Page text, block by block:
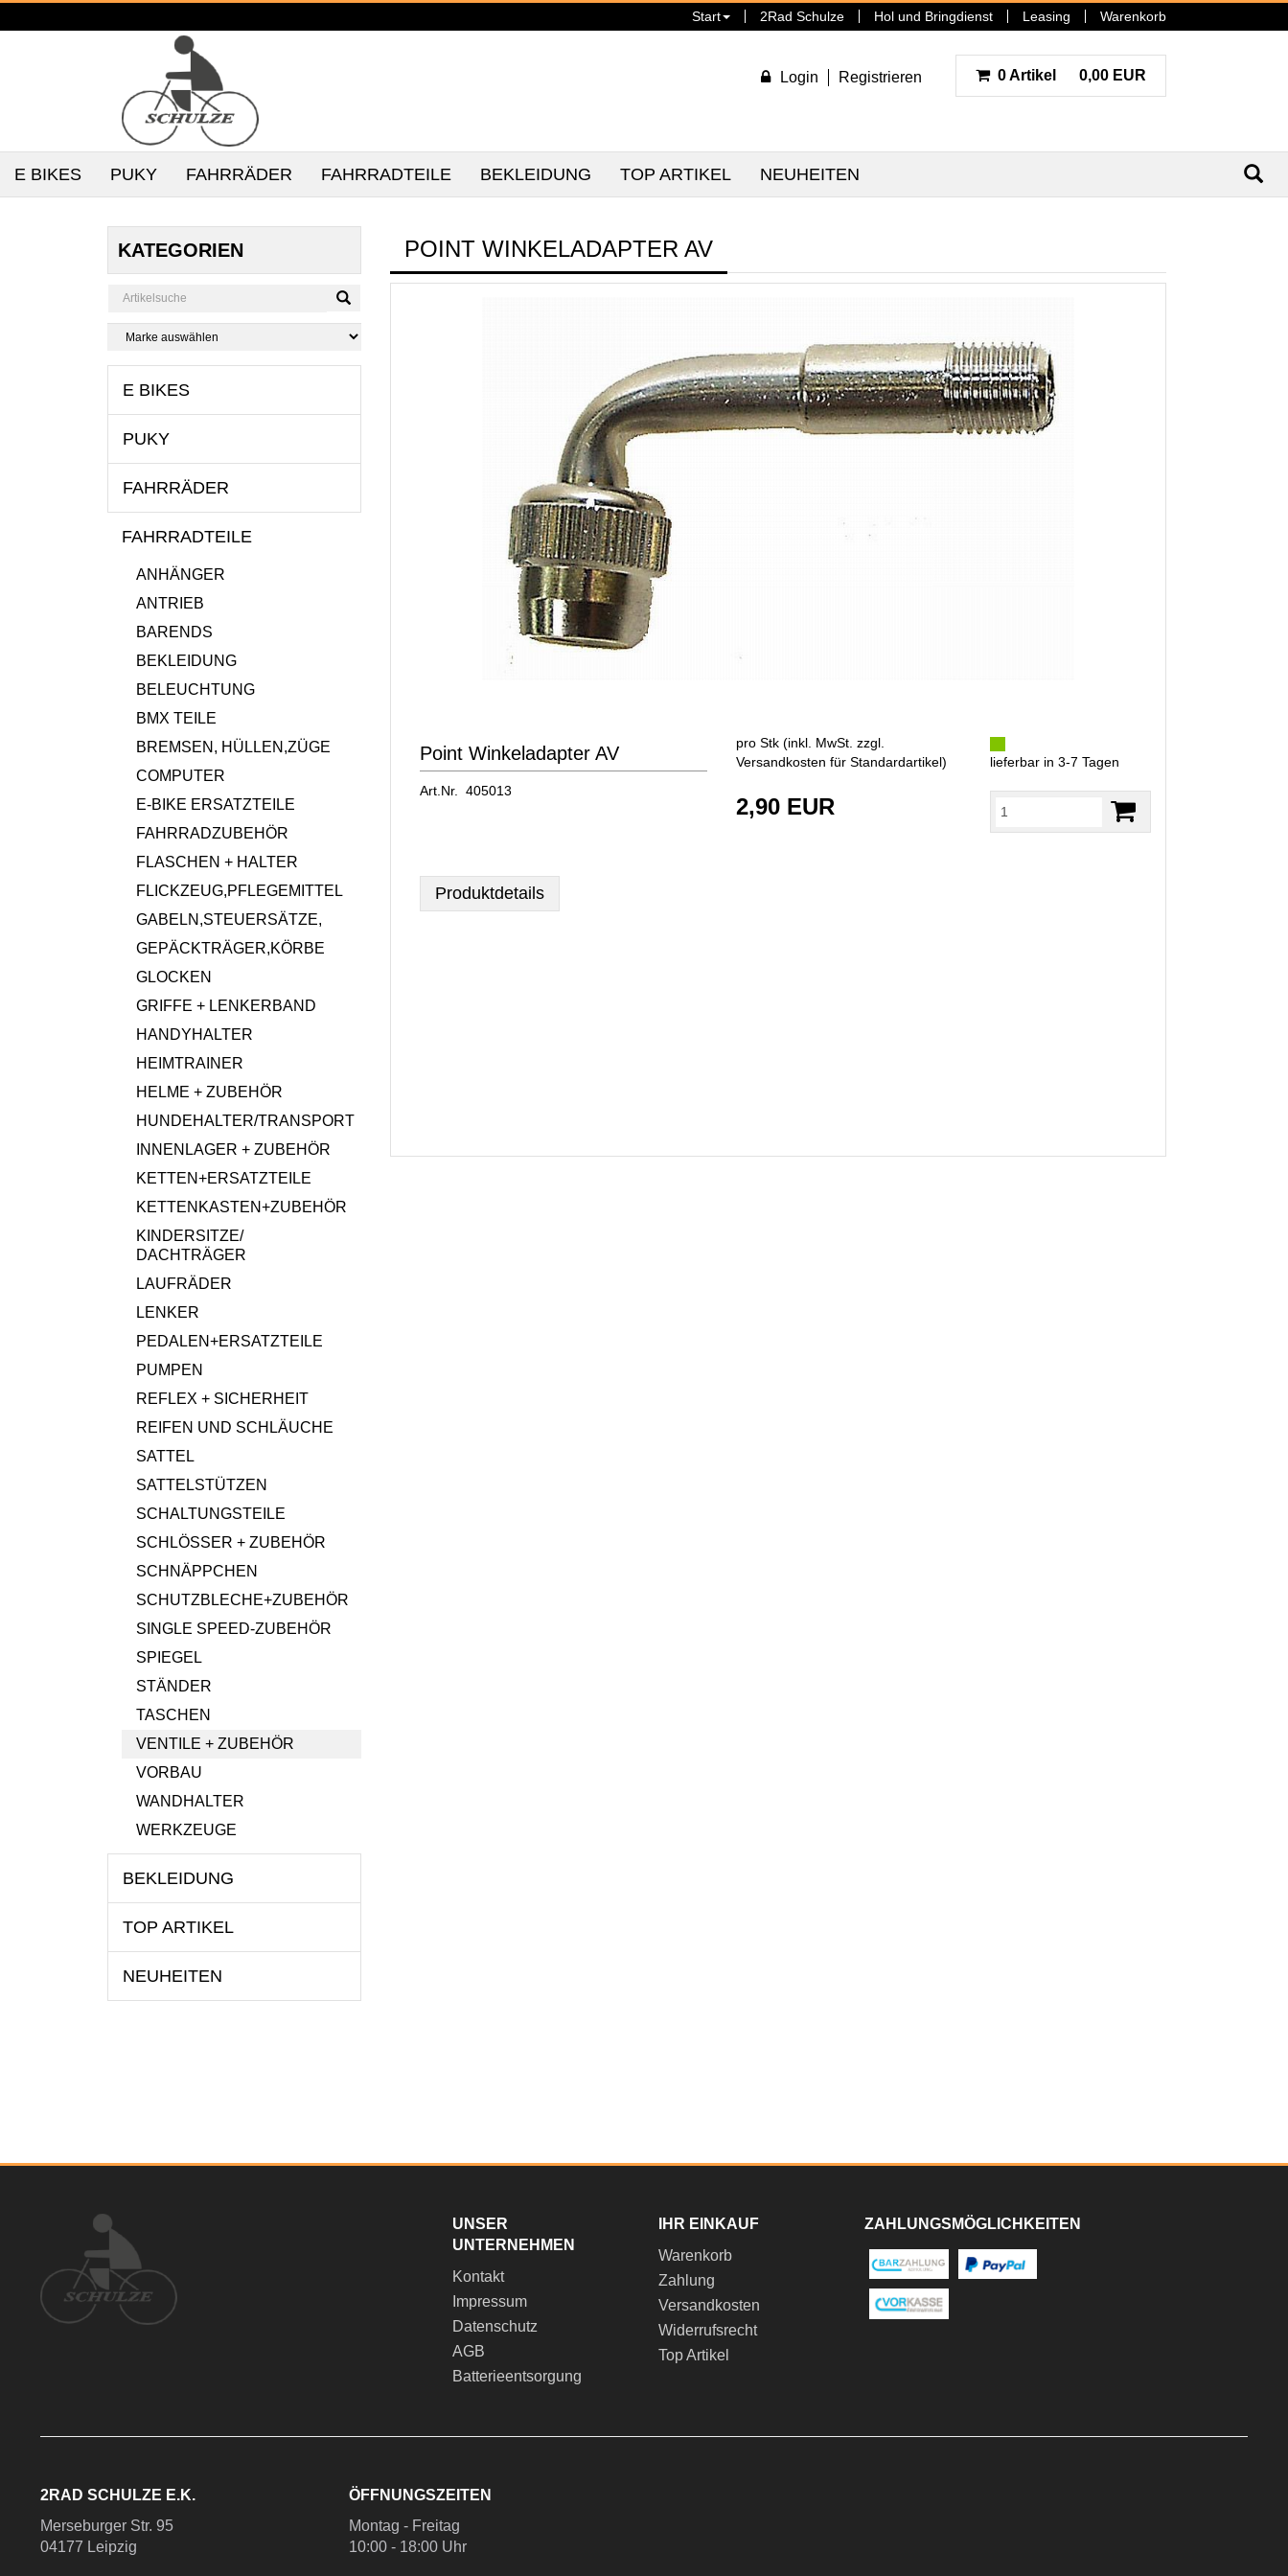
Start 2Rad Schulze Hol und Bringdienst Leasing Warenkorb
Login Registrieren 0 Artikel 0,00 EUR
E BIKES PUKY FAHRRÄDER FAHRRADTEILE BEKLEIDUNG TOP ARTIKEL NEUHEITEN
KATEGORIEN
E BIKES
PUKY
FAHRRÄDER
FAHRRADTEILE
ANHÄNGER
ANTRIEB
BARENDS
BEKLEIDUNG
BELEUCHTUNG
BMX TEILE
BREMSEN, HÜLLEN,ZÜGE
COMPUTER
E-BIKE ERSATZTEILE
FAHRRADZUBEHÖR
FLASCHEN + HALTER
FLICKZEUG,PFLEGEMITTEL
GABELN,STEUERSÄTZE,
GEPÄCKTRÄGER,KÖRBE
GLOCKEN
GRIFFE + LENKERBAND
HANDYHALTER
HEIMTRAINER
HELME + ZUBEHÖR
HUNDEHALTER/TRANSPORT
INNENLAGER + ZUBEHÖR
KETTEN+ERSATZTEILE
KETTENKASTEN+ZUBEHÖR
KINDERSITZE/
DACHTRÄGER
LAUFRÄDER
LENKER
PEDALEN+ERSATZTEILE
PUMPEN
REFLEX + SICHERHEIT
REIFEN UND SCHLÄUCHE
SATTEL
SATTELSTÜTZEN
SCHALTUNGSTEILE
SCHLÖSSER + ZUBEHÖR
SCHNÄPPCHEN
SCHUTZBLECHE+ZUBEHÖR
SINGLE SPEED-ZUBEHÖR
SPIEGEL
STÄNDER
TASCHEN
VENTILE + ZUBEHÖR
VORBAU
WANDHALTER
WERKZEUGE
BEKLEIDUNG
TOP ARTIKEL
NEUHEITEN
POINT WINKELADAPTER AV
Point Winkeladapter AV
Art.Nr. 405013
pro Stk (inkl. MwSt. zzgl.
Versandkosten für Standardartikel)
2,90 EUR
lieferbar in 3-7 Tagen
Produktdetails
UNSER
UNTERNEHMEN
Kontakt
Impressum
Datenschutz
AGB
Batterieentsorgung
IHR EINKAUF
Warenkorb
Zahlung
Versandkosten
Widerrufsrecht
Top Artikel
ZAHLUNGSMÖGLICHKEITEN
2RAD SCHULZE E.K.
Merseburger Str. 95
04177 Leipzig
ÖFFNUNGSZEITEN
Montag - Freitag
10:00 - 18:00 Uhr